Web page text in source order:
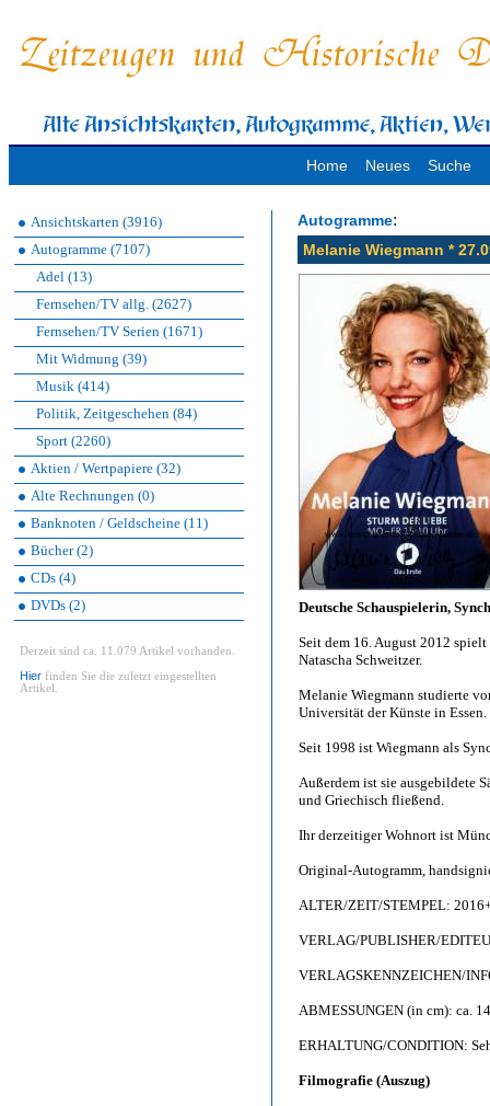
Home Neues Suche
Ansichtskarten (3916)
Autogramme (7107)
Adel (13)
Fernsehen/TV allg. (2627)
Fernsehen/TV Serien (1671)
Mit Widmung (39)
Musik (414)
Politik, Zeitgeschehen (84)
Sport (2260)
Aktien / Wertpapiere (32)
Alte Rechnungen (0)
Banknoten / Geldscheine (11)
Bücher (2)
CDs (4)
DVDs (2)
Derzeit sind ca. 11.079 Artikel vorhanden.
Hier finden Sie die zuletzt eingestellten
Artikel.
Autogramme:
Melanie Wiegmann *
Deutsche Schauspielerin,
Seit dem 16. August 2012
Natascha Schweitzer.
Melanie Wiegmann studierte
Universität der Künste in Essen.
Seit 1998 ist Wiegmann als
Außerdem ist sie ausgebildete
und Griechisch fließend.
Ihr derzeitiger Wohnort ist
Original-Autogramm,
ALTER/ZEIT/STEMPEL:
VERLAG/PUBLISHER/
VERLAGSKENNZEICHEN/
ABMESSUNGEN (in cm): ca.
ERHALTUNG/CONDITION:
Filmografie (Auszug)